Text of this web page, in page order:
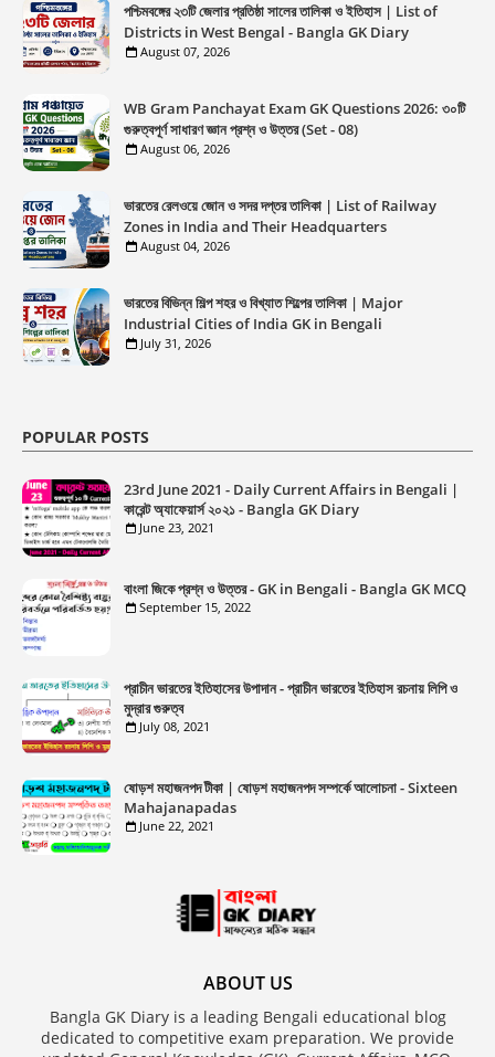
পশ্চিমবঙ্গের ২৩টি জেলার প্রতিষ্ঠা সালের তালিকা ও ইতিহাস | List of
Districts in West Bengal - Bangla GK Diary
August 07, 2026
WB Gram Panchayat Exam GK Questions 2026: ৩০টি
গুরুত্বপূর্ণ সাধারণ জ্ঞান প্রশ্ন ও উত্তর (Set - 08)
August 06, 2026
ভারতের রেলওয়ে জোন ও সদর দপ্তর তালিকা | List of Railway
Zones in India and Their Headquarters
August 04, 2026
ভারতের বিভিন্ন শিল্প শহর ও বিখ্যাত শিল্পের তালিকা | Major
Industrial Cities of India GK in Bengali
July 31, 2026
POPULAR POSTS
23rd June 2021 - Daily Current Affairs in Bengali |
কারেন্ট অ্যাফেয়ার্স ২০২১ - Bangla GK Diary
June 23, 2021
বাংলা জিকে প্রশ্ন ও উত্তর - GK in Bengali - Bangla GK MCQ
September 15, 2022
প্রাচীন ভারতের ইতিহাসের উপাদান - প্রাচীন ভারতের ইতিহাস রচনায় লিপি ও
মুদ্রার গুরুত্ব
July 08, 2021
ষোড়শ মহাজনপদ টীকা | ষোড়শ মহাজনপদ সম্পর্কে আলোচনা - Sixteen
Mahajanapadas
June 22, 2021
ABOUT US
Bangla GK Diary is a leading Bengali educational blog
dedicated to competitive exam preparation. We provide